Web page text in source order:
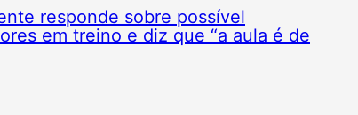
responde sobre possível
em treino e diz que “a aula é de